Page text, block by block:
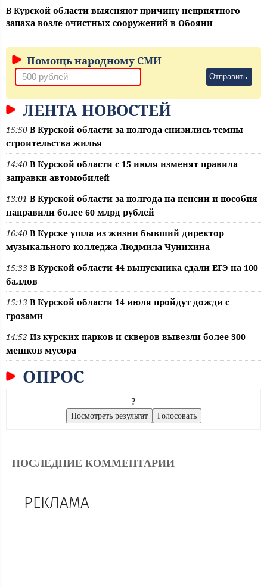
В Курской области выясняют причину неприятного
запаха возле очистных сооружений в Обояни
Помощь народному СМИ
Отправить
ЛЕНТА НОВОСТЕЙ
15:50 В Курской области за полгода снизились темпы
строительства жилья
14:40 В Курской области с 15 июля изменят правила
заправки автомобилей
13:01 В Курской области за полгода на пенсии и пособия
направили более 60 млрд рублей
16:40 В Курске ушла из жизни бывший директор
музыкального колледжа Людмила Чунихина
15:33 В Курской области 44 выпускника сдали ЕГЭ на 100
баллов
15:13 В Курской области 14 июля пройдут дожди с
грозами
14:52 Из курских парков и скверов вывезли более 300
мешков мусора
ОПРОС
?
ПОСЛЕДНИЕ КОММЕНТАРИИ
РЕКЛАМА